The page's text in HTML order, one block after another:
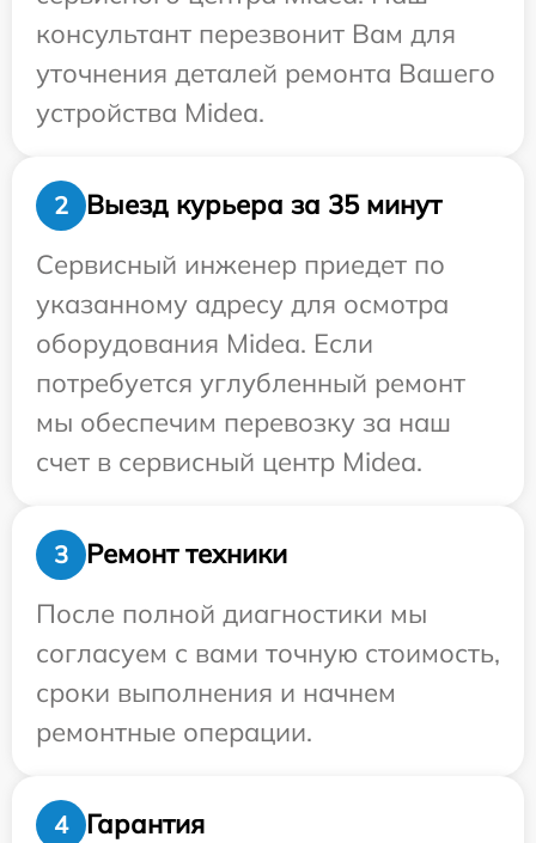
консультант перезвонит Вам для
уточнения деталей ремонта Вашего
устройства Midea.
2
Выезд курьера за 35 минут
Сервисный инженер приедет по
указанному адресу для осмотра
оборудования Midea. Если
потребуется углубленный ремонт
мы обеспечим перевозку за наш
счет в сервисный центр Midea.
3
Ремонт техники
После полной диагностики мы
согласуем с вами точную стоимость,
сроки выполнения и начнем
ремонтные операции.
4 Гарантия